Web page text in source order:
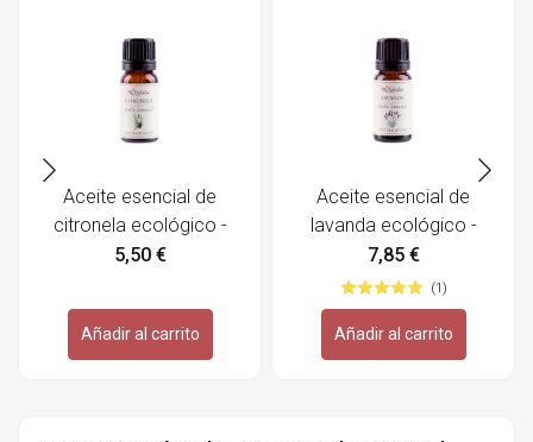
Aceite esencial de
citronela ecológico -
Labiatae
5,50 €
Añadir al carrito
Aceite esencial de
lavanda ecológico -
Labiatae
7,85 €
(1)
Añadir al carrito